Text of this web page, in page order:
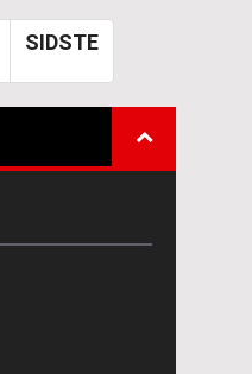
SIDSTE